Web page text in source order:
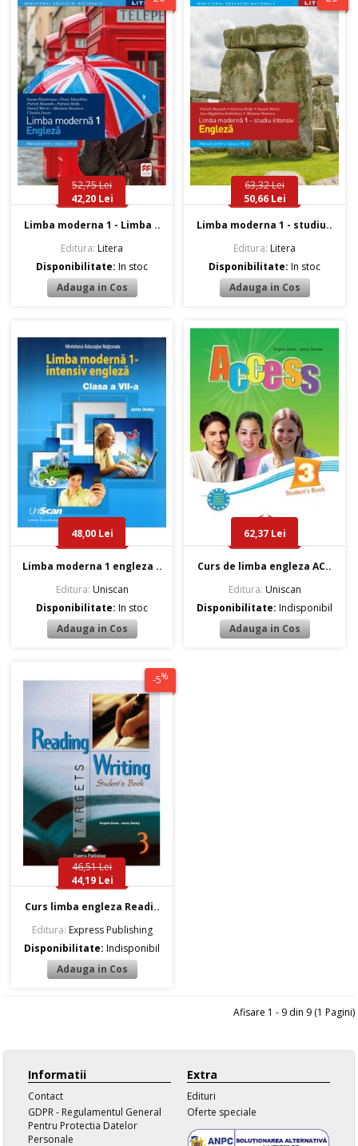
52,75 Lei
42,20 Lei
Limba moderna 1 - Limba ..
Editura: Litera
Disponibilitate:In stoc
63,32 Lei
50,66 Lei
Limba moderna 1 - studiu..
Editura: Litera
Disponibilitate:In stoc
48,00 Lei
Limba moderna 1 engleza ..
Editura: Uniscan
Disponibilitate:In stoc
62,37 Lei
Curs de limba engleza AC..
Editura: Uniscan
Disponibilitate:Indisponibil
-5%
46,51 Lei
44,19 Lei
Curs limba engleza Readi..
Editura: Express Publishing
Disponibilitate:Indisponibil
Afisare 1 - 9 din 9 (1 Pagini)
Informatii
Contact
GDPR - Regulamentul General
Pentru Protectia Datelor
Personale
Extra
Edituri
Oferte speciale